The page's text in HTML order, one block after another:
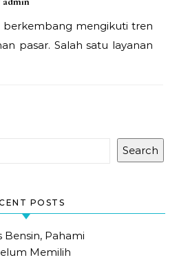
pasar. Salah satu layanan
Search
POSTS
Bensin, Pahami
Memilih